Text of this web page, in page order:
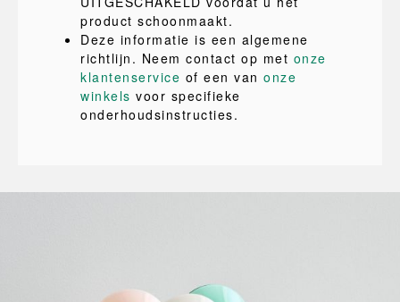
product schoonmaakt.
Deze informatie is een algemene
richtlijn. Neem contact op met onze
klantenservice of een van onze
winkels voor specifieke
onderhoudsinstructies.